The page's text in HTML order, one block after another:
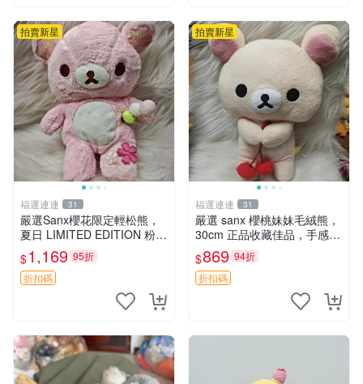
拍賣新星
福運連連 31
嚴選Sanx櫻花限定輕松熊，
夏日 LIMITED EDITION 粉色
毛絨熊，背有拉鏈設計，肚內
填充豆袋，精致工藝呈現，狀
態如新，適合收藏與送人 櫻
$1,169 95折
折扣碼
拍賣新星
福運連連 31
嚴選 sanx 櫻桃妹妹毛絨熊，
30cm 正品收藏佳品，手感極
軟，適合贈送與收藏 櫻桃妹
妹、sanx、毛絨熊
$869 94折
折扣碼